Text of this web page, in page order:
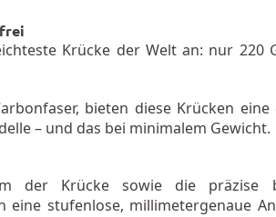
Krücke der Welt an: nur 220
bieten diese Krücken
– und das bei minimalem Gewicht.
der Krücke sowie die präzise
eine stufenlose, millimetergenaue